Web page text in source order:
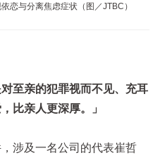
恋与分离焦虑症状（图／JTBC）
至亲的犯罪视而不见、充耳
比亲人更深厚。」
涉及一名公司的代表崔哲